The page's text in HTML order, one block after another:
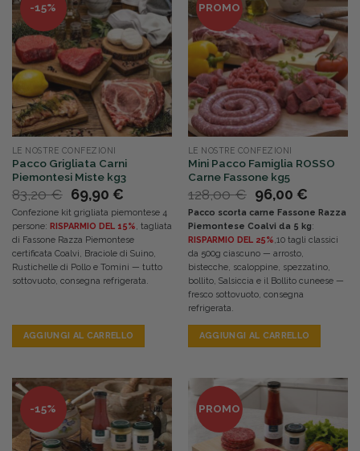
-15%
LE NOSTRE CONFEZIONI
Pacco Grigliata Carni
Piemontesi Miste kg3
83,20€ Il
prezzo
originale
era:
83,20 €.
69,90 €
prezzo
attuale
è:
69,90 €.
Confezione kit grigliata piemontese 4
persone: RISPARMIO DEL 15% , tagliata
di Fassone Razza Piemontese
certificata Coalvi, Braciole di Suino,
Rustichelle di Pollo e Tomini — tutto
sottovuoto, consegna refrigerata.
AGGIUNGI AL CARRELLO
PROMO
LE NOSTRE CONFEZIONI
Mini Pacco Famiglia ROSSO
Carne Fassone kg5
128,00€ Il
prezzo
originale
era:
128,00 €.
96,00 €
prezzo
attuale
è:
96,00
Pacco scorta carne Fassone Razza
Piemontese Coalvi da 5 kg:
RISPARMIO DEL 25% ,10 tagli classici
da 500g ciascuno — arrosto,
bistecche, scaloppine, spezzatino,
bollito, Salsiccia e il Bollito cuneese —
fresco sottovuoto, consegna
refrigerata.
AGGIUNGI AL CARRELLO
-15% PROMO